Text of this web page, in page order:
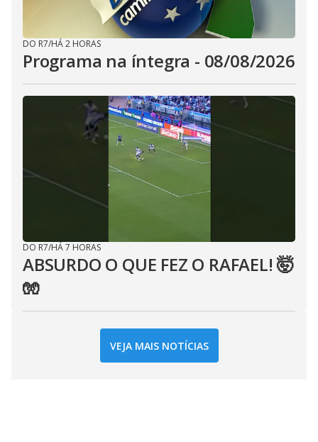
DO R7/HÁ 2 HORAS
Programa na íntegra - 08/08/2026
DO R7/HÁ 7 HORAS
ABSURDO O QUE FEZ O RAFAEL! 🤯
🧤
VEJA MAIS NOTÍCIAS